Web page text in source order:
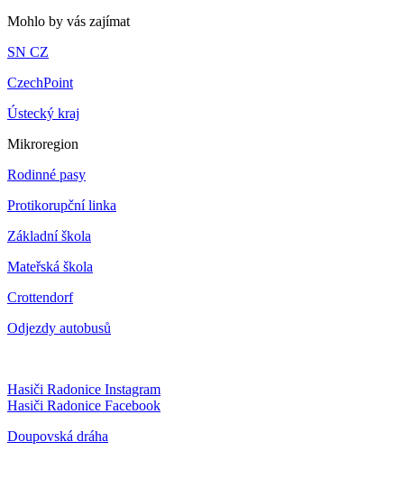
Mohlo by vás zajímat
SN CZ
CzechPoint
Ústecký kraj
Mikroregion
Rodinné pasy
Protikorupční linka
Základní škola
Mateřská škola
Crottendorf
Odjezdy autobusů
Hasiči Radonice Instagram
Hasiči Radonice Facebook
Doupovská dráha